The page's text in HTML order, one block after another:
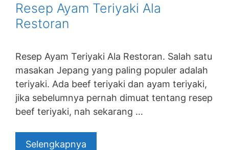
Resep Ayam Teriyaki Ala
Restoran
Resep Ayam Teriyaki Ala Restoran. Salah satu
masakan Jepang yang paling populer adalah
teriyaki. Ada beef teriyaki dan ayam teriyaki,
jika sebelumnya pernah dimuat tentang resep
beef teriyaki, nah sekarang …
Selengkapnya